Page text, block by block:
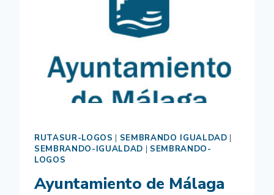
RUTASUR-LOGOS SEMBRANDO IGUALDAD
SEMBRANDO-IGUALDAD
SEMBRANDO-
LOGOS
Ayuntamiento de Málaga